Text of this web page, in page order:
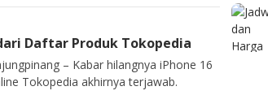
Daftar Produk Tokopedia
– Kabar hilangnya iPhone 16
Tokopedia akhirnya terjawab.